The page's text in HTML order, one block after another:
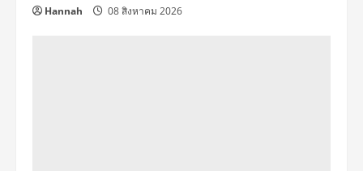
Hannah 08 สิงหาคม 2026